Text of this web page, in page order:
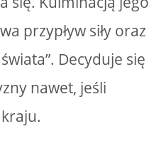
przypływ siły oraz
Decyduje się
nawet, jeśli